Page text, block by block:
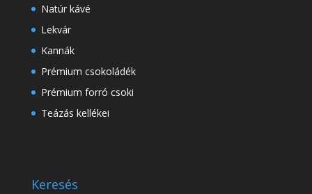
Natúr kávé
Lekvár
Kannák
Prémium csokoládék
Prémium forró csoki
Teázás kellékei
Keresés